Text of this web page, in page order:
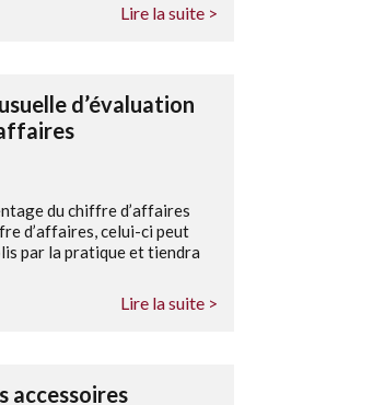
Lire la suite >
d’évaluation
du chiffre d’affaires
d’affaires, celui-ci peut
par la pratique et tiendra
Lire la suite >
accessoires